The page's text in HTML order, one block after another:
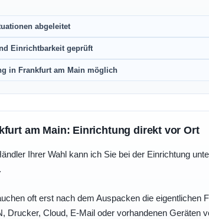
abgeleitet
Einrichtbarkeit geprüft
in Frankfurt am Main möglich
am Main: Einrichtung direkt vor Ort
Ihrer Wahl kann ich Sie bei der Einrichtung
oft erst nach dem Auspacken die eigentlichen
Drucker, Cloud, E-Mail oder vorhandenen Geräten